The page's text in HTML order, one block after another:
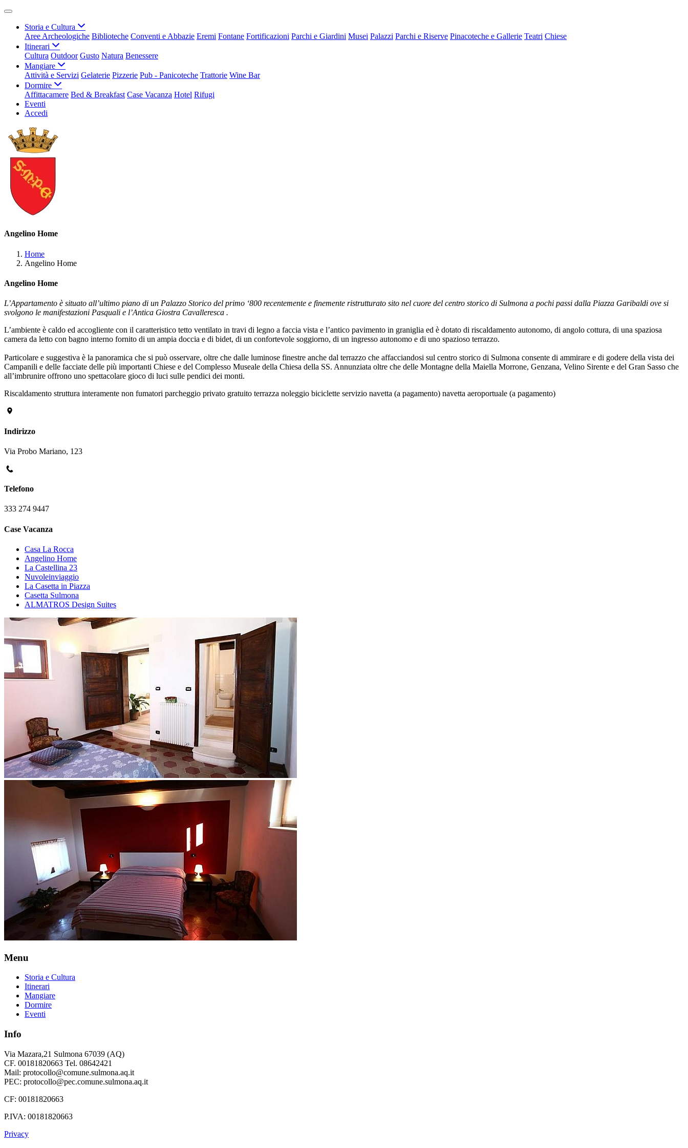
Storia e Cultura
Aree Archeologiche Biblioteche Conventi e Abbazie Eremi Fontane Fortificazioni Parchi e Giardini Musei Palazzi Parchi e Riserve Pinacoteche e Gallerie Teatri Chiese
Itinerari
Cultura Outdoor Gusto Natura Benessere
Mangiare
Attività e Servizi Gelaterie Pizzerie Pub - Panicoteche Trattorie Wine Bar
Dormire
Affittacamere Bed & Breakfast Case Vacanza Hotel Rifugi
Eventi
Accedi
Angelino Home
Home
Angelino Home
Angelino Home
L’Appartamento è situato all’ultimo piano di un Palazzo Storico del primo ‘800 recentemente e finemente ristrutturato sito nel cuore del centro storico di Sulmona a pochi passi dalla Piazza Garibaldi ove si
svolgono le manifestazioni Pasquali e l’Antica Giostra Cavalleresca .
L’ambiente è caldo ed accogliente con il caratteristico tetto ventilato in travi di legno a faccia vista e l’antico pavimento in graniglia ed è dotato di riscaldamento autonomo, di angolo cottura, di una spaziosa
camera da letto con bagno interno fornito di un ampia doccia e di bidet, di un confortevole soggiorno, di un ingresso autonomo e di uno spazioso terrazzo.
Particolare e suggestiva è la panoramica che si può osservare, oltre che dalle luminose finestre anche dal terrazzo che affacciandosi sul centro storico di Sulmona consente di ammirare e di godere della vista dei
Campanili e delle facciate delle più importanti Chiese e del Complesso Museale della Chiesa della SS. Annunziata oltre che delle Montagne della Maiella Morrone, Genzana, Velino Sirente e del Gran Sasso che
all’imbrunire offrono uno spettacolare gioco di luci sulle pendici dei monti.
Riscaldamento struttura interamente non fumatori parcheggio privato gratuito terrazza noleggio biciclette servizio navetta (a pagamento) navetta aeroportuale (a pagamento)
Indirizzo
Via Probo Mariano, 123
Telefono
333 274 9447
Case Vacanza
Casa La Rocca
Angelino Home
La Castellina 23
Nuvoleinviaggio
La Casetta in Piazza
Casetta Sulmona
ALMATROS Design Suites
Menu
Storia e Cultura
Itinerari
Mangiare
Dormire
Eventi
Info
Via Mazara,21 Sulmona 67039 (AQ)
CF. 00181820663 Tel. 08642421
Mail: protocollo@comune.sulmona.aq.it
PEC: protocollo@pec.comune.sulmona.aq.it
CF: 00181820663
P.IVA: 00181820663
Privacy